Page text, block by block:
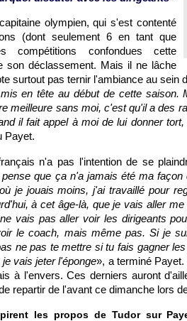
olympien, qui s'est contenté
(dont seulement 6 en tant que
compétitions confondues cette
son déclassement. Mais il ne lâche
surtout pas ternir l'ambiance au sein
en tête au début de cette
meilleure sans moi, c'est qu'il a des
il fait appel à moi de lui donner
Payet.
n'a pas l'intention de se
que ça n'a jamais été ma
je jouais moins, j'ai travaillé pour
à cet âge-là, que je vais aller
vais pas aller voir les dirigeants
le coach, mais même pas. Si je
ne pas te mettre si tu fais gagner
vais jeter l'éponge», a terminé
à l'envers. Ces derniers auront
repartir de l'avant ce dimanche lors
les propos de Tudor sur